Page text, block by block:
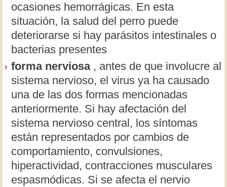
ocasiones hemorrágicas. En esta
situación, la salud del perro puede
deteriorarse si hay parásitos intestinales o
bacterias presentes
forma nerviosa , antes de que involucre al
sistema nervioso, el virus ya ha causado
una de las dos formas mencionadas
anteriormente. Si hay afectación del
sistema nervioso central, los síntomas
están representados por cambios de
comportamiento, convulsiones,
hiperactividad, contracciones musculares
espasmódicas. Si se afecta el nervio